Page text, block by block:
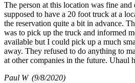
The person at this location was fine
supposed to have a 20 foot truck at a
the reservation quite a bit in advance.
was to pick up the truck and informed
available but I could pick up a much
away. They refused to do anything to
at other companies in the future. Uhaul
Paul W (9/8/2020)